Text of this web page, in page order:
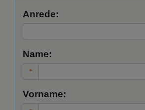
Anrede:
Name:
Vorname: